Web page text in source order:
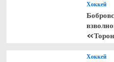
Хоккей
Хоккей